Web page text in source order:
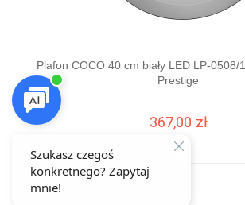
Plafon COCO 40 cm biały LED LP-0508/
Prestige
367,00 zł